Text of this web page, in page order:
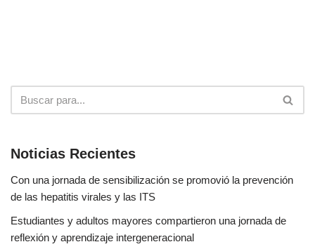
Noticias Recientes
Con una jornada de sensibilización se promovió la prevención
de las hepatitis virales y las ITS
Estudiantes y adultos mayores compartieron una jornada de
reflexión y aprendizaje intergeneracional